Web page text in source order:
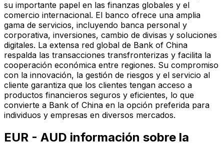
su importante papel en las finanzas globales y el
comercio internacional. El banco ofrece una amplia
gama de servicios, incluyendo banca personal y
corporativa, inversiones, cambio de divisas y soluciones
digitales. La extensa red global de Bank of China
respalda las transacciones transfronterizas y facilita la
cooperación económica entre regiones. Su compromiso
con la innovación, la gestión de riesgos y el servicio al
cliente garantiza que los clientes tengan acceso a
productos financieros seguros y eficientes, lo que
convierte a Bank of China en la opción preferida para
individuos y empresas en diversos mercados.
EUR - AUD información sobre la